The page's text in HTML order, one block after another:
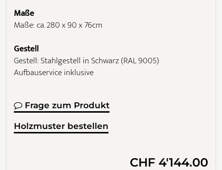
Maße
Maße: ca. 280 x 90 x 76cm
Gestell
Gestell: Stahlgestell in Schwarz (RAL 9005)
Aufbauservice inklusive
Frage zum Produkt
Holzmuster bestellen
CHF 4'144.00